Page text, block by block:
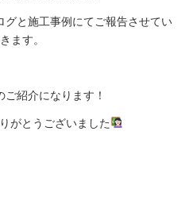
と施工事例にてご報告させてい
ます。
紹介になります！
がとうございました